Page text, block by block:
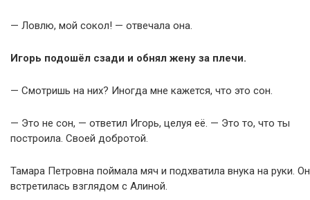
— Ловлю, мой сокол! — отвечала она.
Игорь подошёл сзади и обнял жену за плечи.
— Смотришь на них? Иногда мне кажется, что это сон.
— Это не сон, — ответил Игорь, целуя её. — Это то, что ты
построила. Своей добротой.
Тамара Петровна поймала мяч и подхватила внука на руки.
встретилась взглядом с Алиной.